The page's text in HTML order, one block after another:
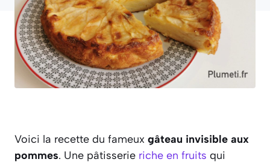
Voici la recette du fameux gâteau invisible aux
pommes. Une pâtisserie riche en fruits qui